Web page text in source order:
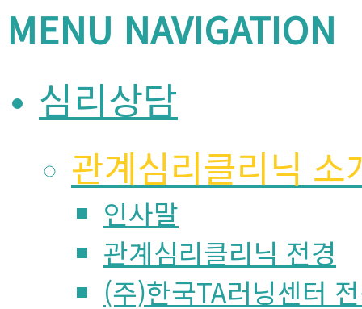
MENU NAVIGATION
심리상담
관계심리클리닉 소
인사말
관계심리클리닉 전경
(주)한국TA러닝센터